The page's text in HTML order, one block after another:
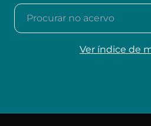
Procurar no acervo
Ver índice de